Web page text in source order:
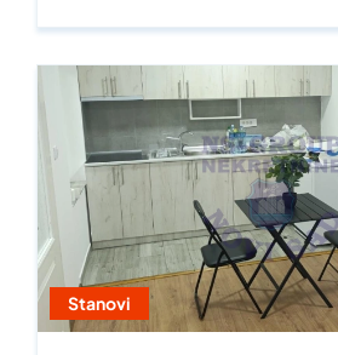
Stanovi